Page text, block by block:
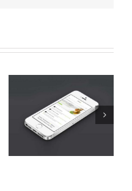
Proin Sodales